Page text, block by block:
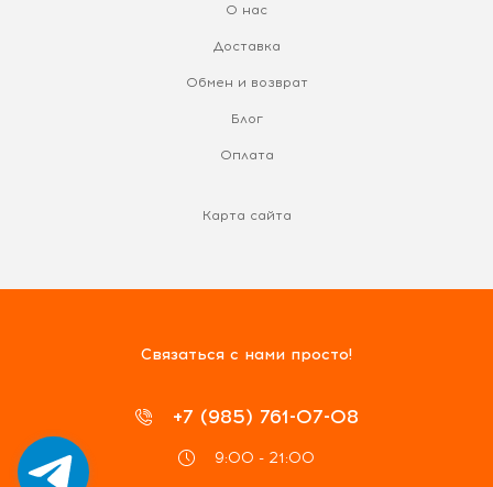
О нас
Доставка
Обмен и возврат
Блог
Оплата
Карта сайта
Связаться с нами просто!
+7 (985) 761-07-08
9:00 - 21:00